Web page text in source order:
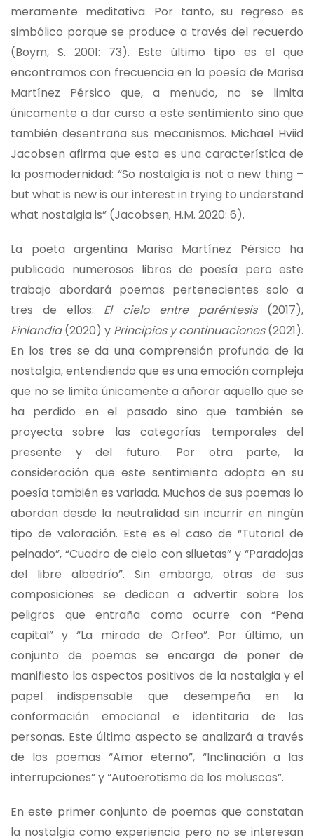
meramente meditativa. Por tanto, su regreso es
simbólico porque se produce a través del recuerdo
(Boym, S. 2001: 73). Este último tipo es el que
encontramos con frecuencia en la poesía de Marisa
Martínez Pérsico que, a menudo, no se limita
únicamente a dar curso a este sentimiento sino que
también desentraña sus mecanismos. Michael Hviid
Jacobsen afirma que esta es una característica de
la posmodernidad: “So nostalgia is not a new thing –
but what is new is our interest in trying to understand
what nostalgia is” (Jacobsen, H.M. 2020: 6).
La poeta argentina Marisa Martínez Pérsico ha
publicado numerosos libros de poesía pero este
trabajo abordará poemas pertenecientes solo a
tres de ellos: El cielo entre paréntesis(2017),
Finlandia(2020) y Principios y continuaciones(2021).
En los tres se da una comprensión profunda de la
nostalgia, entendiendo que es una emoción compleja
que no se limita únicamente a añorar aquello que se
ha perdido en el pasado sino que también se
proyecta sobre las categorías temporales del
presente y del futuro. Por otra parte, la
consideración que este sentimiento adopta en su
poesía también es variada. Muchos de sus poemas lo
abordan desde la neutralidad sin incurrir en ningún
tipo de valoración. Este es el caso de “Tutorial de
peinado”, “Cuadro de cielo con siluetas” y “Paradojas
del libre albedrío”. Sin embargo, otras de sus
composiciones se dedican a advertir sobre los
peligros que entraña como ocurre con “Pena
capital” y “La mirada de Orfeo”. Por último, un
conjunto de poemas se encarga de poner de
manifiesto los aspectos positivos de la nostalgia y el
papel indispensable que desempeña en la
conformación emocional e identitaria de las
personas. Este último aspecto se analizará a través
de los poemas “Amor eterno”, “Inclinación a las
interrupciones” y “Autoerotismo de los moluscos”.
En este primer conjunto de poemas que constatan
la nostalgia como experiencia pero no se interesan